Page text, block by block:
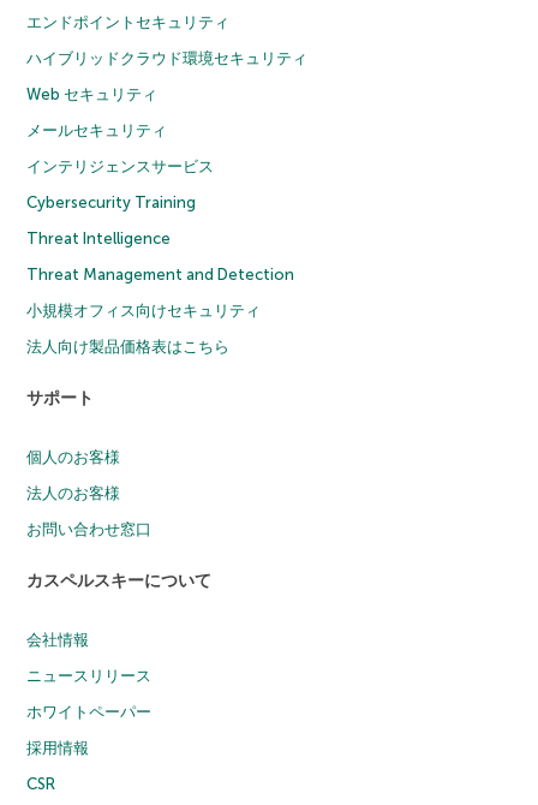
エンドポイントセキュリティ
ハイブリッドクラウド環境セキュリティ
Web セキュリティ
メールセキュリティ
インテリジェンスサービス
Cybersecurity Training
Threat Intelligence
Threat Management and Detection
小規模オフィス向けセキュリティ
法人向け製品価格表はこちら
サポート
個人のお客様
法人のお客様
お問い合わせ窓口
カスペルスキーについて
会社情報
ニュースリリース
ホワイトペーパー
採用情報
CSR